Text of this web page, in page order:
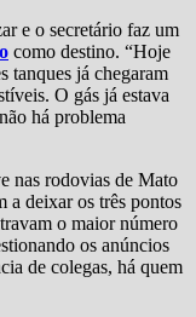
e o secretário faz um
como destino. “Hoje
tanques já chegaram
O gás já estava
há problema
nas rodovias de Mato
a deixar os três pontos
o maior número
os anúncios
de colegas, há quem